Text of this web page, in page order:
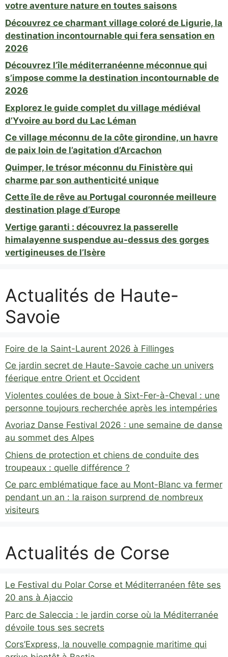
votre aventure nature en toutes saisons
Découvrez ce charmant village coloré de Ligurie, la
destination incontournable qui fera sensation en
2026
Découvrez l’île méditerranéenne méconnue qui
s’impose comme la destination incontournable de
2026
Explorez le guide complet du village médiéval
d’Yvoire au bord du Lac Léman
Ce village méconnu de la côte girondine, un havre
de paix loin de l’agitation d’Arcachon
Quimper, le trésor méconnu du Finistère qui
charme par son authenticité unique
Cette île de rêve au Portugal couronnée meilleure
destination plage d’Europe
Vertige garanti : découvrez la passerelle
himalayenne suspendue au-dessus des gorges
vertigineuses de l’Isère
Actualités de Haute-
Savoie
Foire de la Saint-Laurent 2026 à Fillinges
Ce jardin secret de Haute-Savoie cache un univers
féerique entre Orient et Occident
Violentes coulées de boue à Sixt-Fer-à-Cheval : une
personne toujours recherchée après les intempéries
Avoriaz Danse Festival 2026 : une semaine de danse
au sommet des Alpes
Chiens de protection et chiens de conduite des
troupeaux : quelle différence ?
Ce parc emblématique face au Mont-Blanc va fermer
pendant un an : la raison surprend de nombreux
visiteurs
Actualités de Corse
Le Festival du Polar Corse et Méditerranéen fête ses
20 ans à Ajaccio
Parc de Saleccia : le jardin corse où la Méditerranée
dévoile tous ses secrets
Cors’Express, la nouvelle compagnie maritime qui